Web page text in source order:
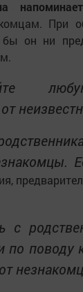
При
он ни
Е
с
по поводу